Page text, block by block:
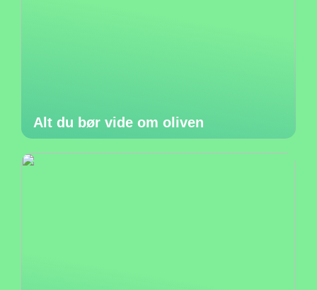
Alt du bør vide om oliven